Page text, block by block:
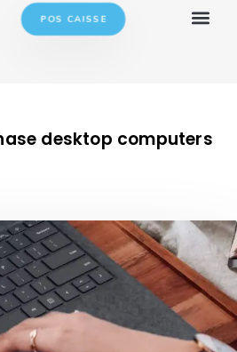
POS CAISSE
desktop computers